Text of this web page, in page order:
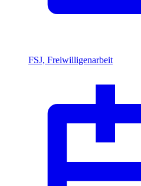
FSJ, Freiwilligenarbeit